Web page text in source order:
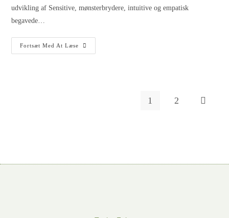
udvikling af Sensitive, mønsterbrydere, intuitive og empatisk
begavede…
Fortsæt Med At Læse
1 2